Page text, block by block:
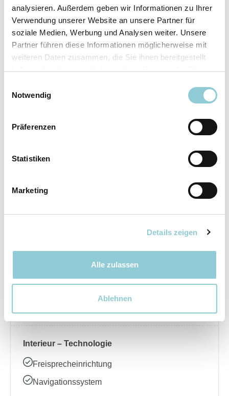
analysieren. Außerdem geben wir Informationen zu Ihrer
Verwendung unserer Website an unsere Partner für
soziale Medien, Werbung und Analysen weiter. Unsere
Partner führen diese Informationen möglicherweise mit
weiteren Daten zusammen, die Sie ihnen bereitgestellt
haben oder die sie im Rahmen Ihrer Nutzung der Dienste
Notwendig
Präferenzen
Statistiken
Marketing
Details zeigen
Alle zulassen
Ablehnen
Ausstattungslinie
N Line
Verfügbar ab
sofort
Fahrzeugkategorie
SUV/​Geländewagen/​
Pickup
110 kW (150 PS)
Ausstattung
Exterieur
Dachreling
Interieur – Komfort
Beheizbares Lenkrad
Interieur – Technologie
Freisprecheinrichtung
Navigationssystem